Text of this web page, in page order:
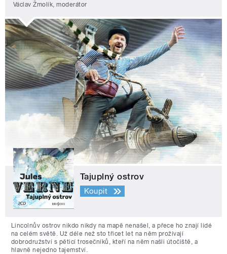
Václav Žmolík, moderátor
Tajuplný ostrov
Koupit
Lincolnův ostrov nikdo nikdy na mapě nenašel, a přece ho znají lidé
na celém světě. Už déle než sto třicet let na něm prožívají
dobrodružství s pěticí trosečníků, kteří na něm našli útočiště, a
hlavně nejedno tajemství.